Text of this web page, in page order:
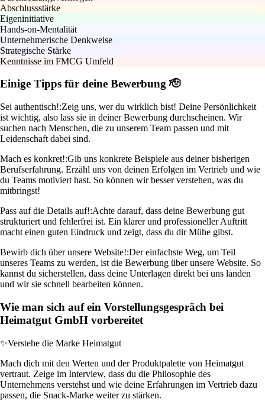
Abschlussstärke
Eigeninitiative
Hands-on-Mentalität
Unternehmerische Denkweise
Strategische Stärke
Kenntnisse im FMCG Umfeld
Einige Tipps für deine Bewerbung 🫡
Sei authentisch!:Zeig uns, wer du wirklich bist! Deine Persönlichkeit
ist wichtig, also lass sie in deiner Bewerbung durchscheinen. Wir
suchen nach Menschen, die zu unserem Team passen und mit
Leidenschaft dabei sind.
Mach es konkret!:Gib uns konkrete Beispiele aus deiner bisherigen
Berufserfahrung. Erzähl uns von deinen Erfolgen im Vertrieb und wie
du Teams motiviert hast. So können wir besser verstehen, was du
mitbringst!
Pass auf die Details auf!:Achte darauf, dass deine Bewerbung gut
strukturiert und fehlerfrei ist. Ein klarer und professioneller Auftritt
macht einen guten Eindruck und zeigt, dass du dir Mühe gibst.
Bewirb dich über unsere Website!:Der einfachste Weg, um Teil
unseres Teams zu werden, ist die Bewerbung über unsere Website. So
kannst du sicherstellen, dass deine Unterlagen direkt bei uns landen
und wir sie schnell bearbeiten können.
Wie man sich auf ein Vorstellungsgespräch bei
Heimatgut GmbH vorbereitet
✨Verstehe die Marke Heimatgut
Mach dich mit den Werten und der Produktpalette von Heimatgut
vertraut. Zeige im Interview, dass du die Philosophie des
Unternehmens verstehst und wie deine Erfahrungen im Vertrieb dazu
passen, die Snack-Marke weiter zu stärken.